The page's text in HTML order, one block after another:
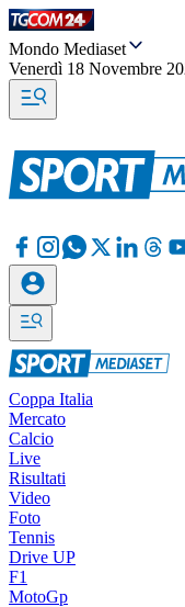
Mondo Mediaset
Venerdì 18 Novembre
Coppa Italia
Mercato
Calcio
Live
Risultati
Video
Foto
Tennis
Drive UP
F1
MotoGp